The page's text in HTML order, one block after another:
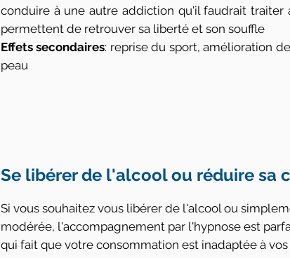
conduire à une autre addiction qu'il faudrait traiter
permettent de retrouver sa liberté et son souffle
Effets secondaires: reprise du sport, amélioration
peau
Se libérer de l'alcool ou réduire sa
Si vous souhaitez vous libérer de l'alcool ou
modérée, l'accompagnement par l'hypnose est
qui fait que votre consommation est inadaptée à